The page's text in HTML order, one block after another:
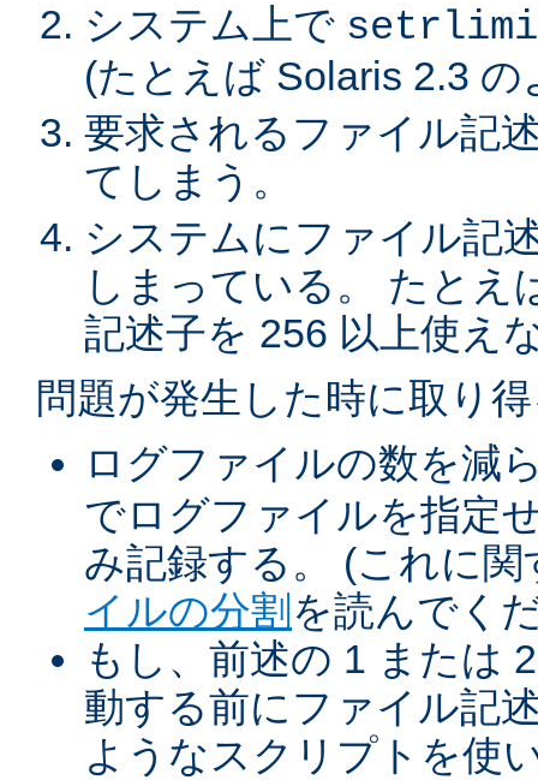
システム上で
(たとえば Solaris 2.3 の
要求されるファイル記
てしまう。
システムにファイル記
しまっている。 たとえ
記述子を 256 以上使え
問題が発生した時に取り
ログファイルの数を減
でログファイルを指定
み記録する。 (これに
イルの分割 を読んでく
もし、前述の 1 または
動する前にファイル記
ようなスクリプトを使